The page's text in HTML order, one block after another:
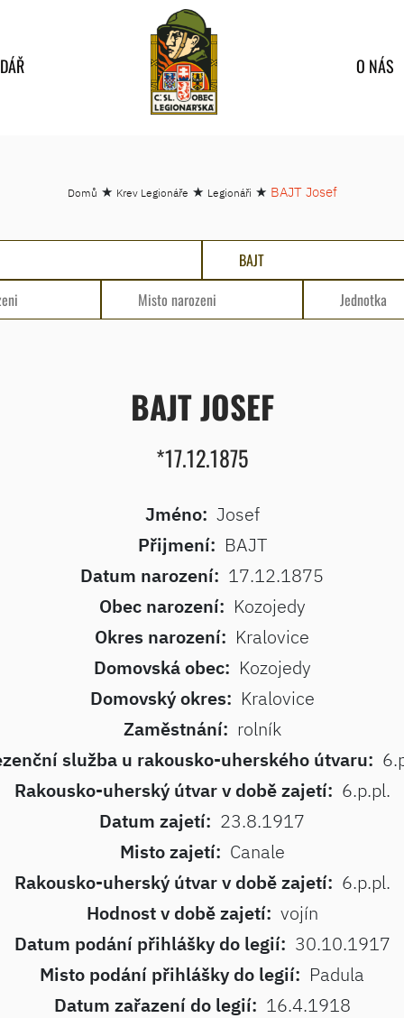
O NÁS
Domů ★ Krev Legionáře ★ Legionáři ★ BAJT Josef
BAJT JOSEF
*17.12.1875
Jméno: Josef
Přijmení: BAJT
Datum narození: 17.12.1875
Obec narození: Kozojedy
Okres narození: Kralovice
Domovská obec: Kozojedy
Domovský okres: Kralovice
Zaměstnání: rolník
služba u rakousko-uherského útvaru:
Rakousko-uherský útvar v době zajetí: 6.p.pl.
Datum zajetí: 23.8.1917
Misto zajetí: Canale
Rakousko-uherský útvar v době zajetí: 6.p.pl.
Hodnost v době zajetí: vojín
Datum podání přihlášky do legií: 30.10.1917
Misto podání přihlášky do legií: Padula
Datum zařazení do legií: 16.4.1918